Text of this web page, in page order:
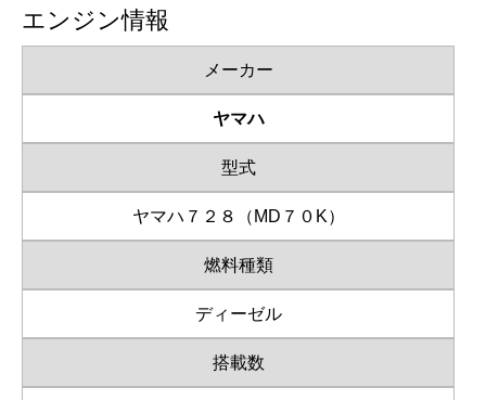
エンジン情報
メーカー
ヤマハ
型式
ヤマハ７２８（MD７０K）
燃料種類
ディーゼル
搭載数